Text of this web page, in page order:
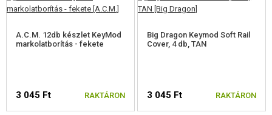
RIS SÍNBORÍTÁSOK
RIS SÍNBORÍTÁSOK
A.C.M. 12db készlet KeyMod
markolatborítás - fekete
3 045 Ft RAKTÁRON
Big Dragon Keymod Soft Rail
Cover, 4 db, TAN
3 045 Ft RAKTÁRON